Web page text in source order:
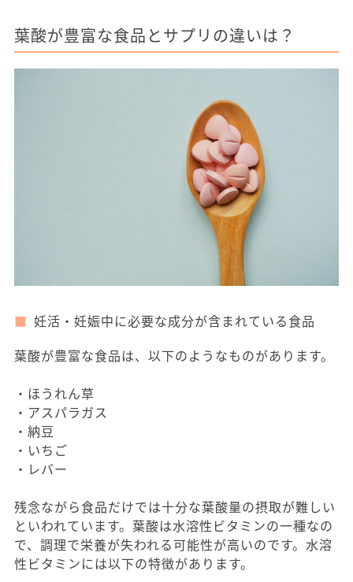
葉酸が豊富な食品とサプリの違いは？
妊活・妊娠中に必要な成分が含まれている食品
葉酸が豊富な食品は、以下のようなものがあります。
・ほうれん草
・アスパラガス
・納豆
・いちご
・レバー
残念ながら食品だけでは十分な葉酸量の摂取が難しい
といわれています。葉酸は水溶性ビタミンの一種なの
で、調理で栄養が失われる可能性が高いのです。水溶
性ビタミンには以下の特徴があります。